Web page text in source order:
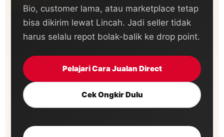
Bio, customer lama, atau marketplace tetap
bisa dikirim lewat Lincah. Jadi seller tidak
harus selalu repot bolak-balik ke drop point.
Pelajari Cara Jualan Direct
Cek Ongkir Dulu